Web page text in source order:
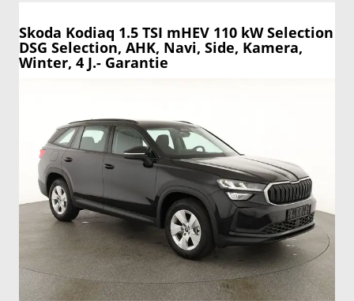
Skoda Kodiaq 1.5 TSI mHEV 110 kW Selection
DSG Selection, AHK, Navi, Side, Kamera,
Winter, 4 J.- Garantie